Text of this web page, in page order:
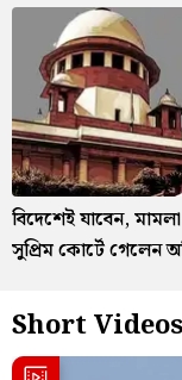
বিদেশেই যাবেন,
সুপ্রিম কোর্টে গেলেন
Short Videos